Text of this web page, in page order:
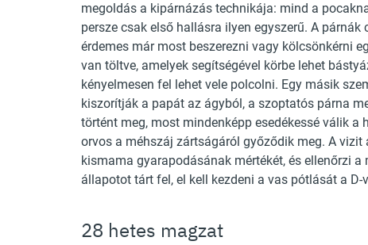
megoldás a kipárnázás technikája: mind a
persze csak első hallásra ilyen egyszerű. A
érdemes már most beszerezni vagy kölcsönkérni
van töltve, amelyek segítségével körbe lehet
kényelmesen fel lehet vele polcolni. Egy másik
kiszorítják a papát az ágyból, a szoptatós párna
történt meg, most mindenképp esedékessé válik
orvos a méhszáj zártságáról győződik meg. A
kismama gyarapodásának mértékét, és ellenőrzi
állapotot tárt fel, el kell kezdeni a vas pótlását a
28 hetes magzat